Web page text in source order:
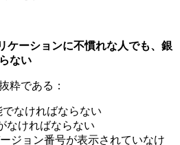
ケーションに不慣れな人でも、銀
ない
粋である：
なければならない
なければならない
ジョン番号が表示されていなけ